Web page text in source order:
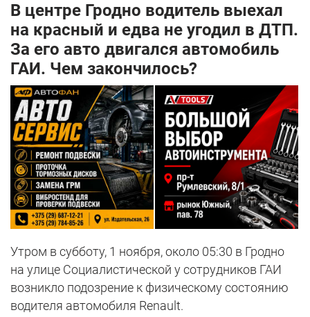
В центре Гродно водитель выехал
на красный и едва не угодил в ДТП.
За его авто двигался автомобиль
ГАИ. Чем закончилось?
Утром в субботу, 1 ноября, около 05:30 в Гродно
на улице Социалистической у сотрудников ГАИ
возникло подозрение к физическому состоянию
водителя автомобиля Renault.